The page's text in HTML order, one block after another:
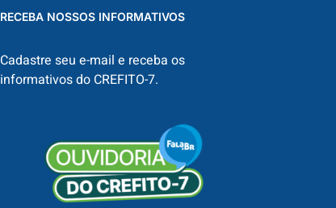
RECEBA NOSSOS INFORMATIVOS
Cadastre seu e-mail e receba os
informativos do CREFITO-7.